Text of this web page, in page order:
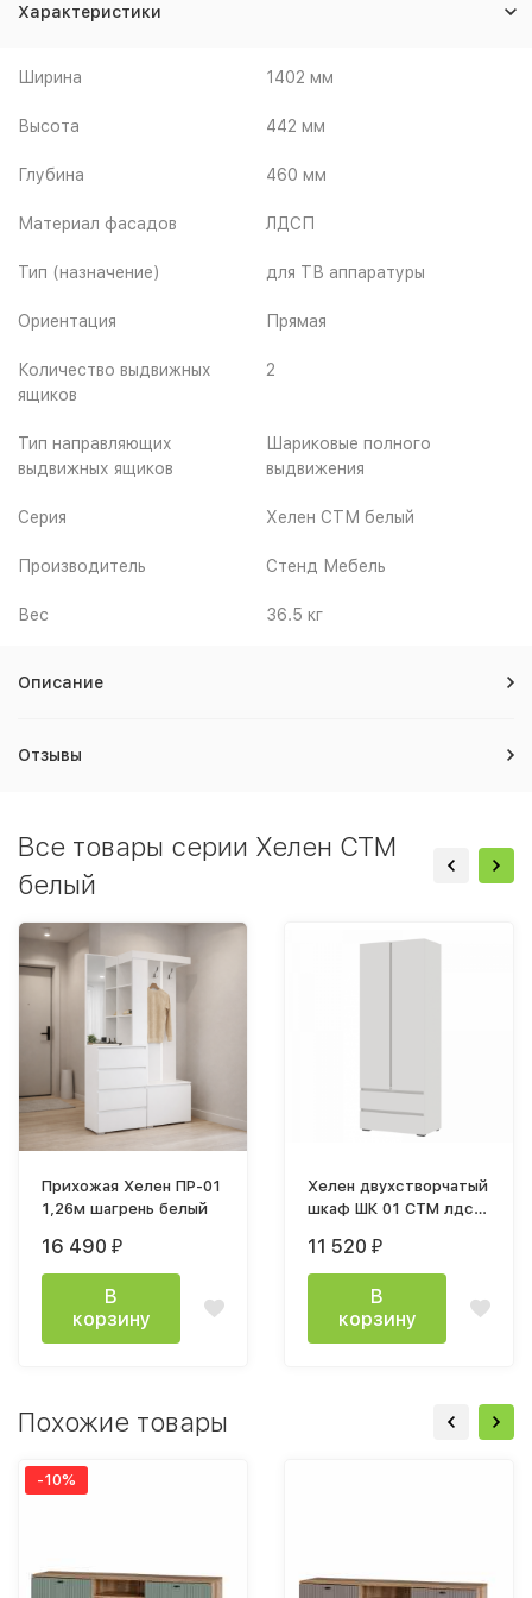
Характеристики
Ширина 1402 мм
Высота 442 мм
Глубина 460 мм
Материал фасадов ЛДСП
Тип (назначение) для ТВ аппаратуры
Ориентация Прямая
Количество выдвижных
ящиков
2
Тип направляющих
выдвижных ящиков
Шариковые полного
выдвижения
Серия Хелен СТМ белый
Производитель Стенд Мебель
Вес 36.5 кг
Описание
Отзывы
Все товары серии Хелен СТМ
белый
Прихожая Хелен ПР-01
1,26м шагрень белый
16 490 ₽
В
корзину
Хелен двухстворчатый
шкаф ШК 01 СТМ лдсп
11 520 ₽
В
корзину
Похожие товары
-10%